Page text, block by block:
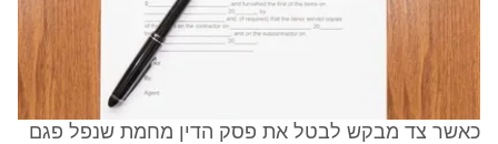
כאשר צד מבקש לבטל את פסק הדין מחמת שנפל פגם